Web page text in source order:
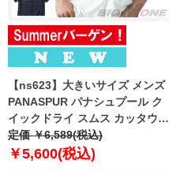
【ns623】大きいサイズ メンズ
PANASPUR パナシュプール ク
イックドライ スムス カッタウェ
イ 半袖 シャツ 春夏新作 6403-
732z 【fre】
定価 ￥6,589(税込)
￥5,600(税込)